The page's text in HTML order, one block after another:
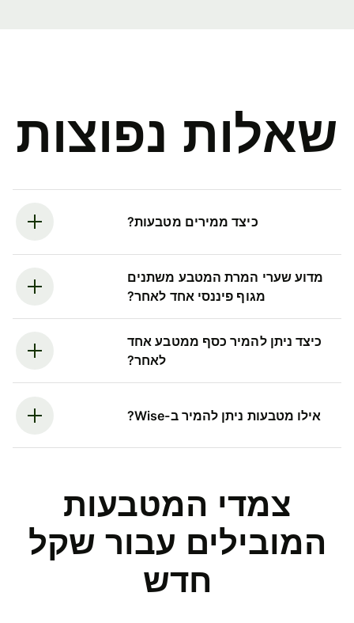
שאלות נפוצות
כיצד ממירים מטבעות?
מדוע שערי המרת המטבע משתנים
מגוף פיננסי אחד לאחר?
כיצד ניתן להמיר כסף ממטבע אחד
לאחר?
אילו מטבעות ניתן להמיר ב-Wise?
צמדי המטבעות
המובילים עבור שקל
חדש